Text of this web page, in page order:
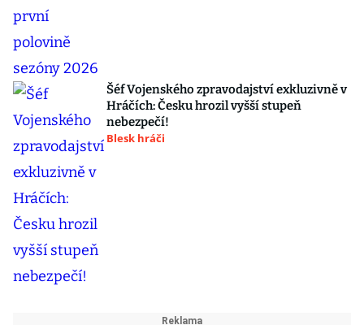
Šéf Vojenského zpravodajství exkluzivně v
Hráčích: Česku hrozil vyšší stupeň
nebezpečí!
Blesk hráči